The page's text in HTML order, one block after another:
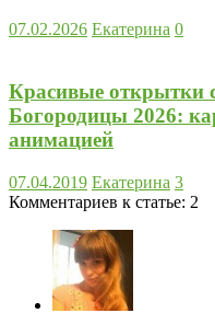
07.02.2026 Екатерина 0
Красивые открытки
Богородицы 2026:
анимацией
07.04.2019 Екатерина 3
Комментариев к статье: 2